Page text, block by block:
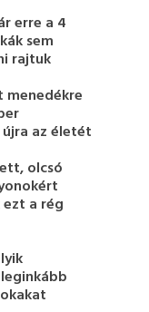
erre a 4
sem
rajtuk
menedékre
az életét
olcsó
a rég